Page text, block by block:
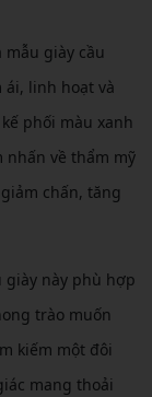
mẫu giày cầu
linh hoạt và
phối màu xanh
nhấn về thẩm mỹ
chấn, tăng
giày này phù hợp
trào muốn
kiếm một đôi
mang thoải